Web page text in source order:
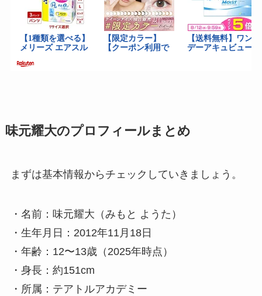
味元耀大のプロフィールまとめ
まずは基本情報からチェックしていきましょう。
・名前：味元耀大（みもと ようた）
・生年月日：2012年11月18日
・年齢：12〜13歳（2025年時点）
・身長：約151cm
・所属：テアトルアカデミー